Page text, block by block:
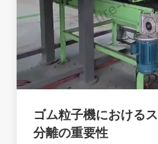
ゴム粒子機における
分離の重要性